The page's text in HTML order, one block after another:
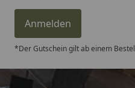
Anmelden
*Der Gutschein gilt ab einem